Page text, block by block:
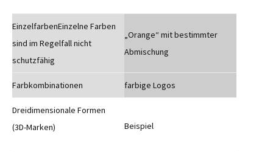
EinzelfarbenEinzelne Farben
sind im Regelfall nicht
schutzfähig
„Orange“ mit bestimmter
Abmischung
Farbkombinationen farbige Logos
Dreidimensionale Formen
(3D-Marken)
Beispiel